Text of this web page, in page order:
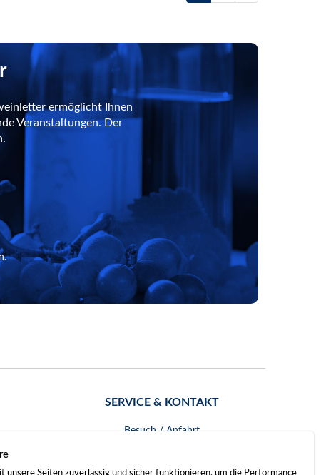
ermöglicht Ihnen
Veranstaltungen. Der
SERVICE & KONTAKT
Besuch / Anfahrt
unsere Seiten zuverlässig und sicher funktionieren, um die Performance